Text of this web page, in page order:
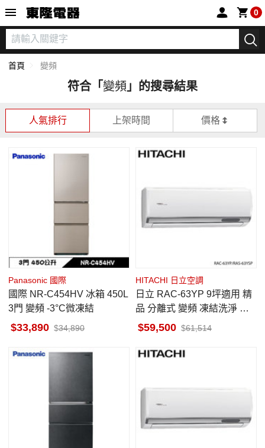
0
首頁 變頻
符合「 變頻 」的搜尋結果
人氣排行 上架時間 價格
Panasonic 國際
國際 NR-C454HV 冰箱 450L
3門 變頻 -3°C微凍結
33,890 34,890
HITACHI 日立空調
日立 RAC-63YP 9坪適用 精
品 分離式 變頻 凍結洗淨 冷
暖 冷氣 RAS-63YSP
59,500 61,514